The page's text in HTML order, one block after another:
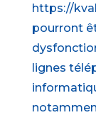
https://
pourront
lignes